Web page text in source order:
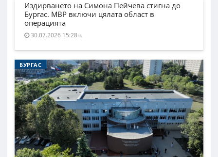
Издирването на Симона Пейчева стигна до
Бургас. МВР включи цялата област в
операцията
30.07.2026 15:28ч.
БУРГАС